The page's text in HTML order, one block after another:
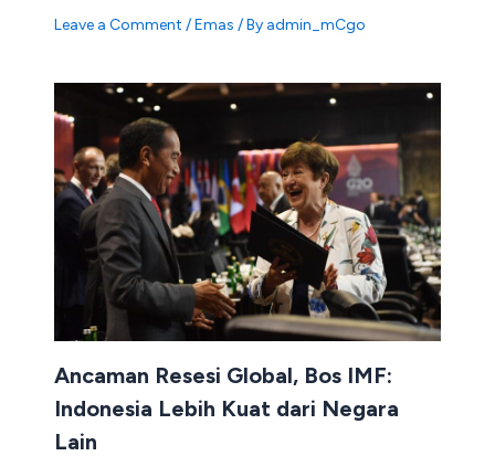
Leave a Comment /Emas / By admin_mCgo
Ancaman Resesi Global, Bos IMF:
Indonesia Lebih Kuat dari Negara
Lain